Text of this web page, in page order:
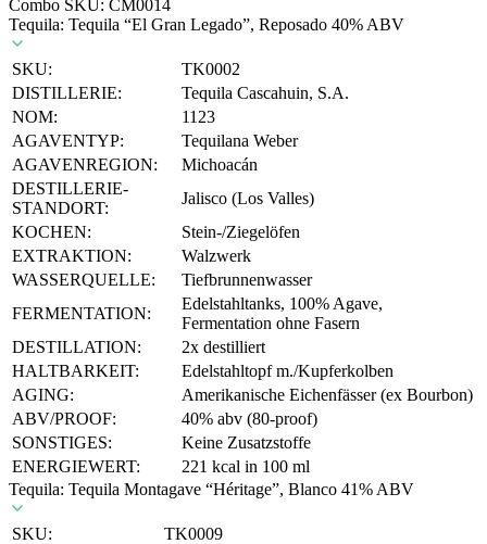
Combo SKU: CM0014
Tequila: Tequila “El Gran Legado”, Reposado 40% ABV
SKU:
TK0002
DISTILLERIE:
Tequila Cascahuin, S.A.
NOM:
1123
AGAVENTYP:
Tequilana Weber
AGAVENREGION:
Michoacán
DESTILLERIE-
STANDORT:
Jalisco (Los Valles)
KOCHEN:
Stein-/Ziegelöfen
EXTRAKTION:
Walzwerk
WASSERQUELLE:
Tiefbrunnenwasser
FERMENTATION:
Edelstahltanks, 100% Agave,
Fermentation ohne Fasern
DESTILLATION:
2x destilliert
HALTBARKEIT:
Edelstahltopf m./Kupferkolben
AGING:
Amerikanische Eichenfässer (ex Bourbon)
ABV/PROOF:
40% abv (80-proof)
SONSTIGES:
Keine Zusatzstoffe
ENERGIEWERT:
221 kcal in 100 ml
Tequila: Tequila Montagave “Héritage”, Blanco 41% ABV
SKU:
TK0009